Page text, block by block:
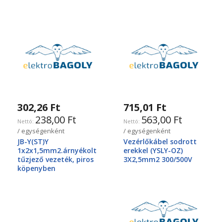
302,26 Ft
238,00 Ft
/ egységenként
JB-Y(ST)Y
1x2x1,5mm2.árnyékolt
tűzjező vezeték, piros
köpenyben
715,01 Ft
563,00 Ft
/ egységenként
Vezérlőkábel sodrott
erekkel (YSLY-OZ)
3X2,5mm2 300/500V